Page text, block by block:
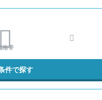
格帯
件で探す